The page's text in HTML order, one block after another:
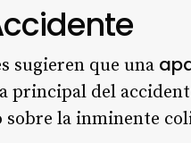
sugieren que una
principal del
la inminente